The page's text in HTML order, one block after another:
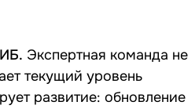
Экспертная команда не
текущий уровень
развитие: обновление